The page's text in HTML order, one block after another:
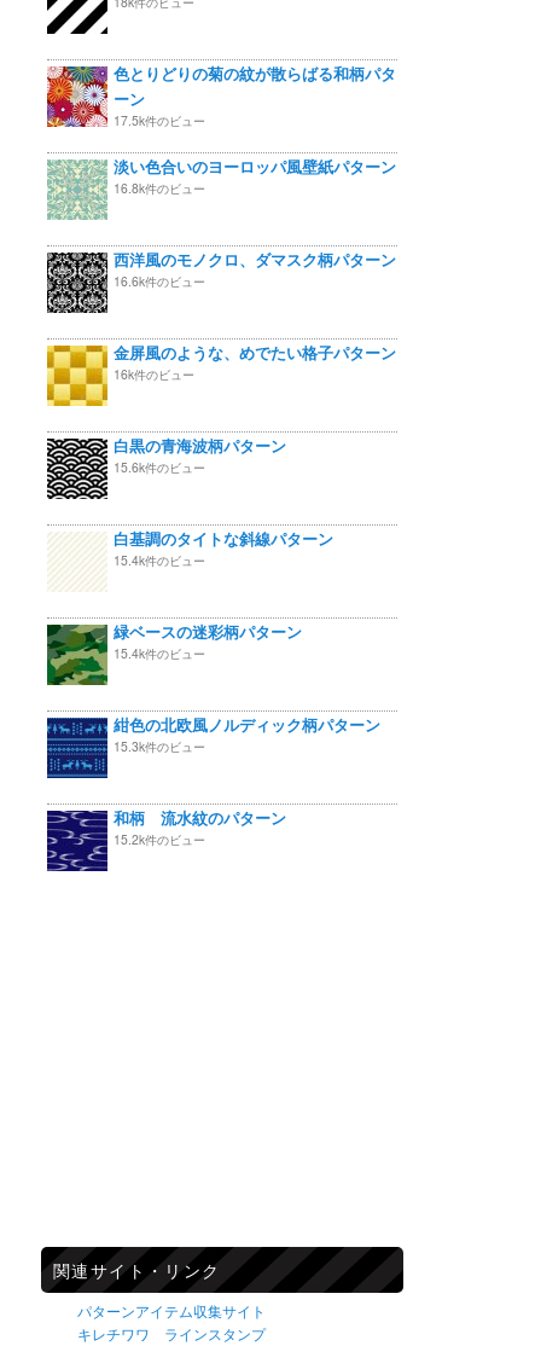
色とりどりの菊の紋が散らばる和柄パタ
ーン
17.5k件のビュー
淡い色合いのヨーロッパ風壁紙パターン
16.8k件のビュー
西洋風のモノクロ、ダマスク柄パターン
16.6k件のビュー
金屏風のような、めでたい格子パターン
16k件のビュー
白黒の青海波柄パターン
15.6k件のビュー
白基調のタイトな斜線パターン
15.4k件のビュー
緑ベースの迷彩柄パターン
15.4k件のビュー
紺色の北欧風ノルディック柄パターン
15.3k件のビュー
和柄 流水紋のパターン
15.2k件のビュー
関連サイト・リンク
パターンアイテム収集サイト
キレチワワ ラインスタンプ